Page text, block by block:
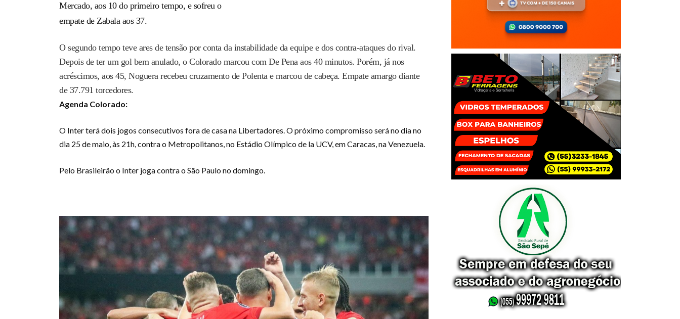
Mercado, aos 10 do primeiro tempo, e sofreu o
empate de Zabala aos 37.
O segundo tempo teve ares de tensão por conta da instabilidade da equipe e dos contra-ataques do rival.
Depois de ter um gol bem anulado, o Colorado marcou com De Pena aos 40 minutos. Porém, já nos
acréscimos, aos 45, Noguera recebeu cruzamento de Polenta e marcou de cabeça. Empate amargo diante
de 37.791 torcedores.
Agenda Colorado:
O Inter terá dois jogos consecutivos fora de casa na Libertadores. O próximo compromisso será no dia no
dia 25 de maio, às 21h, contra o Metropolitanos, no Estádio Olímpico de la UCV, em Caracas, na Venezuela.
Pelo Brasileirão o Inter joga contra o São Paulo no domingo.